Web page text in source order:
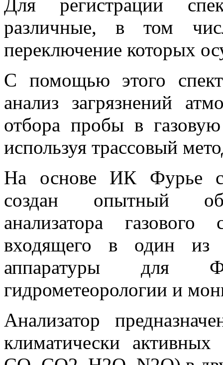
Для регистрации
различные, в том
переключение которых
С помощью этого
анализ загрязнений
отбора пробы в
используя трассовый
На основе ИК Фурье
создан опытный
анализатора
входящего в один из
аппаратуры для
гидрометеорологии и
Анализатор
климатически